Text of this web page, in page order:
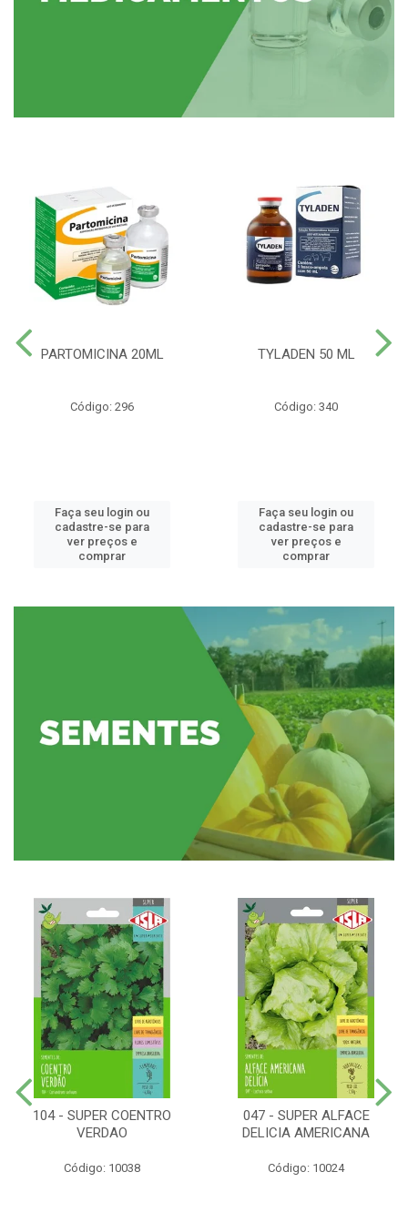
PARTOMICINA 20ML
Código: 296
Faça seu login ou
cadastre-se para
ver preços e
comprar
TYLADEN 50 ML
Código: 340
Faça seu login ou
cadastre-se para
ver preços e
comprar
104 - SUPER COENTRO
VERDAO
Código: 10038
047 - SUPER ALFACE
DELICIA AMERICANA
Código: 10024